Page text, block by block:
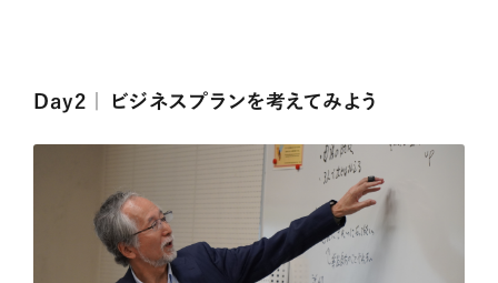
Day2 ｜ ビジネスプランを考えてみよう